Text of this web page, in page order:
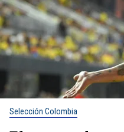
Selección Colombia